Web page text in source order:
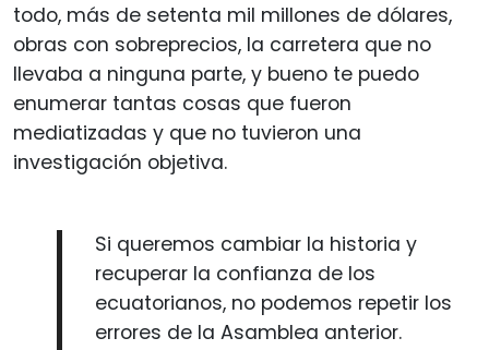
todo, más de setenta mil millones de dólares,
obras con sobreprecios, la carretera que no
llevaba a ninguna parte, y bueno te puedo
enumerar tantas cosas que fueron
mediatizadas y que no tuvieron una
investigación objetiva.
Si queremos cambiar la historia y
recuperar la confianza de los
ecuatorianos, no podemos repetir los
errores de la Asamblea anterior.